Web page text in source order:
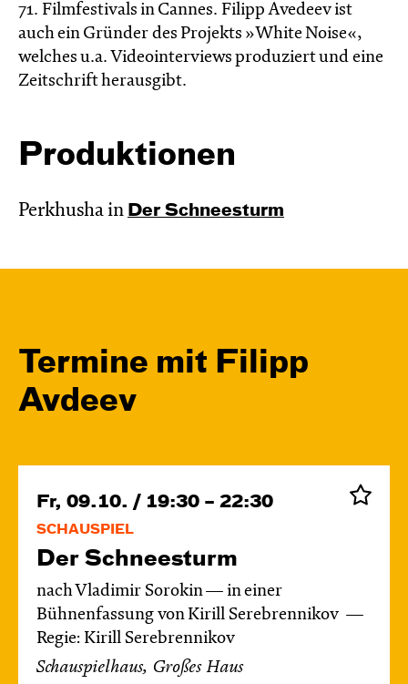
71. Filmfestivals in Cannes. Filipp Avedeev ist
auch ein Gründer des Projekts »White Noise«,
welches u.a. Videointerviews produziert und eine
Zeitschrift herausgibt.
Produktionen
Perkhusha in Der Schnee­sturm
Termine mit Filipp
Avdeev
Fr, 09.10. / 19:30 – 22:30
SCHAUSPIEL
Der Schnee­sturm
nach Vladimir Sorokin — in einer
Bühnenfassung von Kirill Serebrennikov
Regie: Kirill Serebrennikov
Schauspielhaus, Großes Haus